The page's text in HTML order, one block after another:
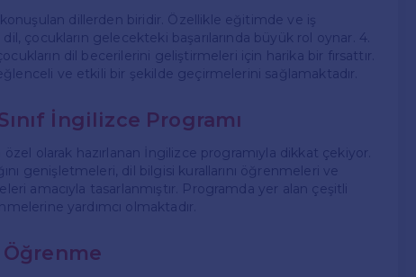
dillerden biridir. Özellikle eğitimde ve iş
çocukların gelecekteki başarılarında büyük rol oynar. 4.
dil becerilerini geliştirmeleri için harika bir fırsattır.
ve etkili bir şekilde geçirmelerini sağlamaktadır.
İngilizce Programı
olarak hazırlanan İngilizce programıyla dikkat çekiyor.
genişletmeleri, dil bilgisi kurallarını öğrenmeleri ve
amacıyla tasarlanmıştır. Programda yer alan çeşitli
yardımcı olmaktadır.